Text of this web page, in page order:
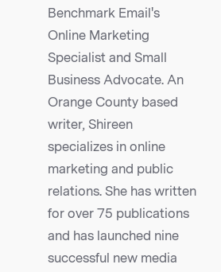
Benchmark Email's
Online Marketing
Specialist and Small
Business Advocate. An
Orange County based
writer, Shireen
specializes in online
marketing and public
relations. She has written
for over 75 publications
and has launched nine
successful new media